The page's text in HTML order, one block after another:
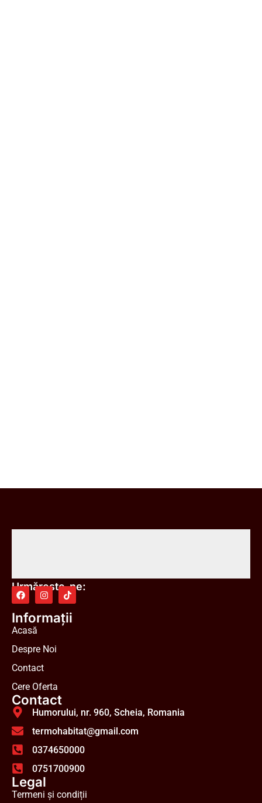
Urmărește-ne:
Informații
Acasă
Despre Noi
Contact
Cere Oferta
Contact
Humorului, nr. 960, Scheia, Romania
termohabitat@gmail.com
0374650000
0751700900
Legal
Termeni și condiții